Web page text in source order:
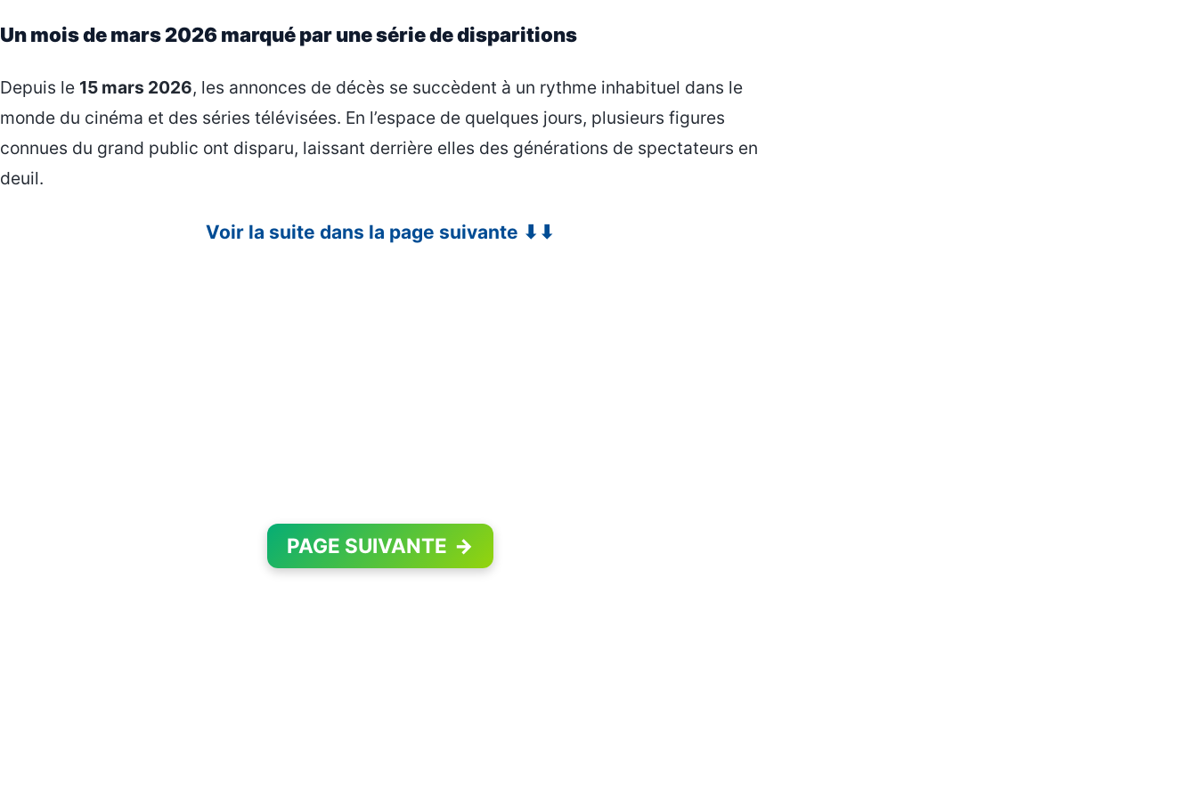
Un mois de mars 2026 marqué par une série de disparitions
Depuis le 15 mars 2026, les annonces de décès se succèdent à un rythme inhabituel dans le
monde du cinéma et des séries télévisées. En l’espace de quelques jours, plusieurs figures
connues du grand public ont disparu, laissant derrière elles des générations de spectateurs en
deuil.
Voir la suite dans la page suivante ⬇⬇
PAGE SUIVANTE →